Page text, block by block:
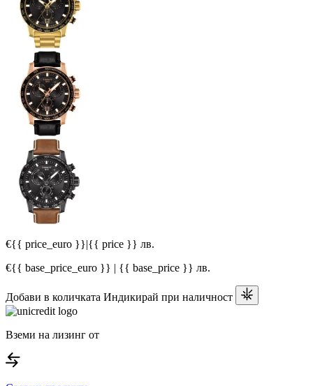
€{{ price_euro }}|{{ price }} лв.
€{{ base_price_euro }} | {{ base_price }} лв.
Добави в количката Индикирай при наличност
Вземи на лизинг от